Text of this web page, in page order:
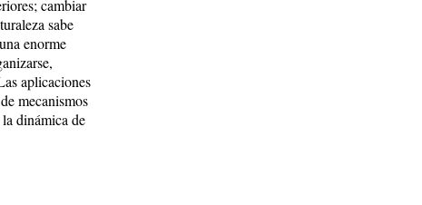
cambiar
sabe
enorme
aplicaciones
mecanismos
dinámica de